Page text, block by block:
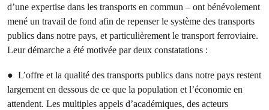
d’une expertise dans les transports en commun – ont bénévolement
mené un travail de fond afin de repenser le système des transports
publics dans notre pays, et particulièrement le transport ferroviaire.
Leur démarche a été motivée par deux constatations :
● L’offre et la qualité des transports publics dans notre pays restent
largement en dessous de ce que la population et l’économie en
attendent. Les multiples appels d’académiques, des acteurs